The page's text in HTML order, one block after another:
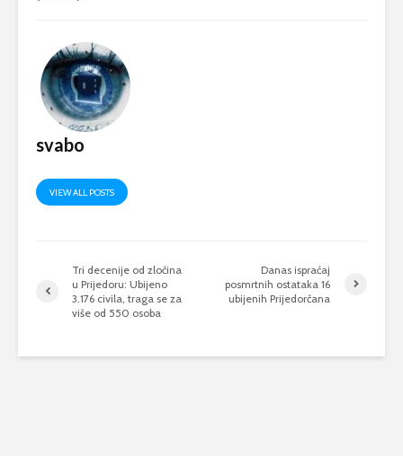
svabo
VIEW ALL POSTS
Tri decenije od zločina
u Prijedoru: Ubijeno
3.176 civila, traga se za
više od 550 osoba
Danas ispraćaj
posmrtnih ostataka 16
ubijenih Prijedorčana